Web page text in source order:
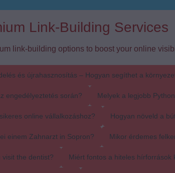
Link-Building Services
link-building options to boost your online
és újrahasznosítás – Hogyan segíthet a
engedélyeztetés során? Melyek a legjobb
online vállalkozáshoz? Hogyan növeld a
einem Zahnarzt in Sopron? Mikor érdemes
visit the dentist? Miért fontos a hiteles hírforrások